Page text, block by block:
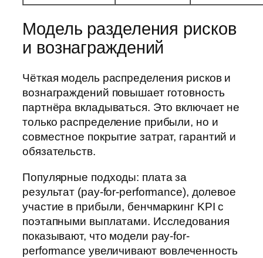
Модель разделения рисков
и вознаграждений
Чёткая модель распределения рисков и
вознаграждений повышает готовность
партнёра вкладываться. Это включает не
только распределение прибыли, но и
совместное покрытие затрат, гарантий и
обязательств.
Популярные подходы: плата за
результат (pay-for-performance), долевое
участие в прибыли, бенчмаркинг KPI с
поэтапными выплатами. Исследования
показывают, что модели pay-for-
performance увеличивают вовлеченность